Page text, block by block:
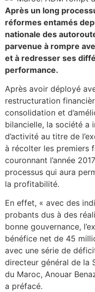
Après un long
réformes entamés
nationale des
parvenue à rompre
et à redresser ses
performance.
Après avoir déployé
restructuration
consolidation et
bilancielle, la société a
d’activité au titre de
à récolter les premiers
couronnant l’année
processus qui aura
la profitabilité.
En effet, « avec des
probants dus à des
bonne gouvernance,
bénéfice net de 45
avec une série de
directeur général de la
du Maroc, Anouar
a préfacé.